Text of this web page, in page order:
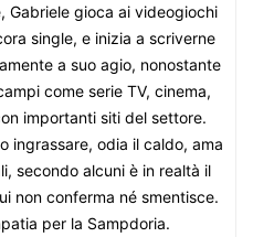
Gabriele gioca ai videogiochi
single, e inizia a scriverne
a suo agio, nonostante
come serie TV, cinema,
importanti siti del settore.
ingrassare, odia il caldo, ama
secondo alcuni è in realtà il
non conferma né smentisce.
per la Sampdoria.